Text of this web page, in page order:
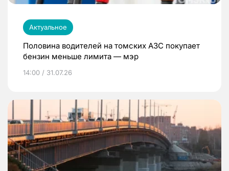
Актуальное
Половина водителей на томских АЗС покупает
бензин меньше лимита — мэр
14:00 / 31.07.26